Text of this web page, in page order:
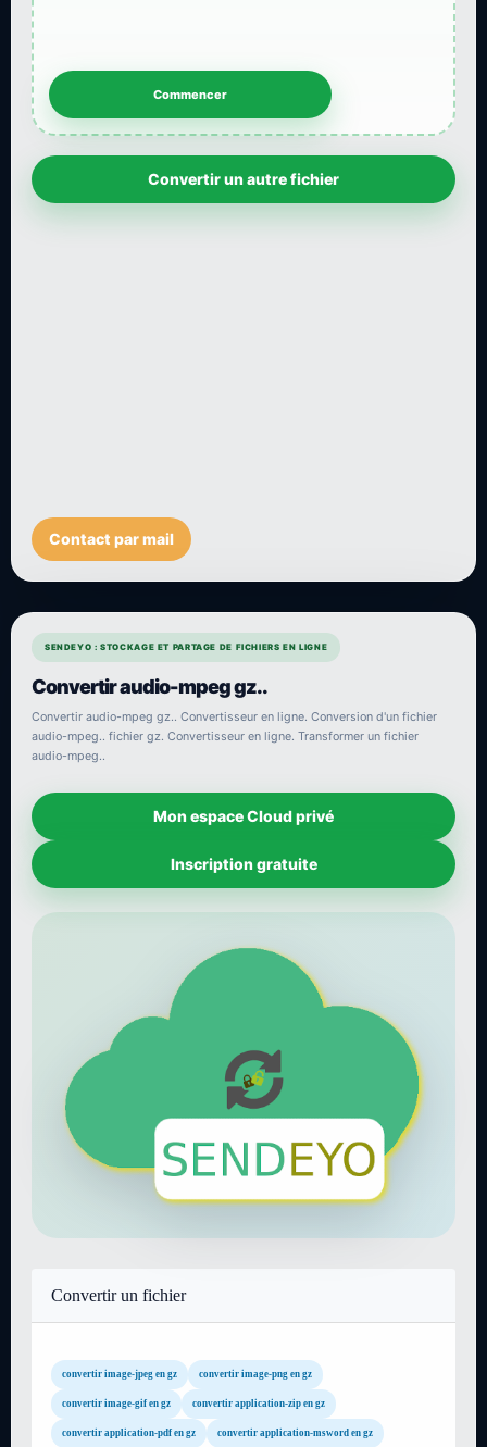
Convertir un autre fichier
Contact par mail
SENDEYO : STOCKAGE ET PARTAGE DE FICHIERS EN LIGNE
Convertir audio-mpeg gz..
Convertir audio-mpeg gz.. Convertisseur en ligne. Conversion d'un fichier
audio-mpeg.. fichier gz. Convertisseur en ligne. Transformer un fichier
audio-mpeg..
Mon espace Cloud privé
Inscription gratuite
Convertir un fichier
convertir image-jpeg en gz convertir image-png en gz
convertir image-gif en gz convertir application-zip en gz
convertir application-pdf en gz convertir application-msword en gz